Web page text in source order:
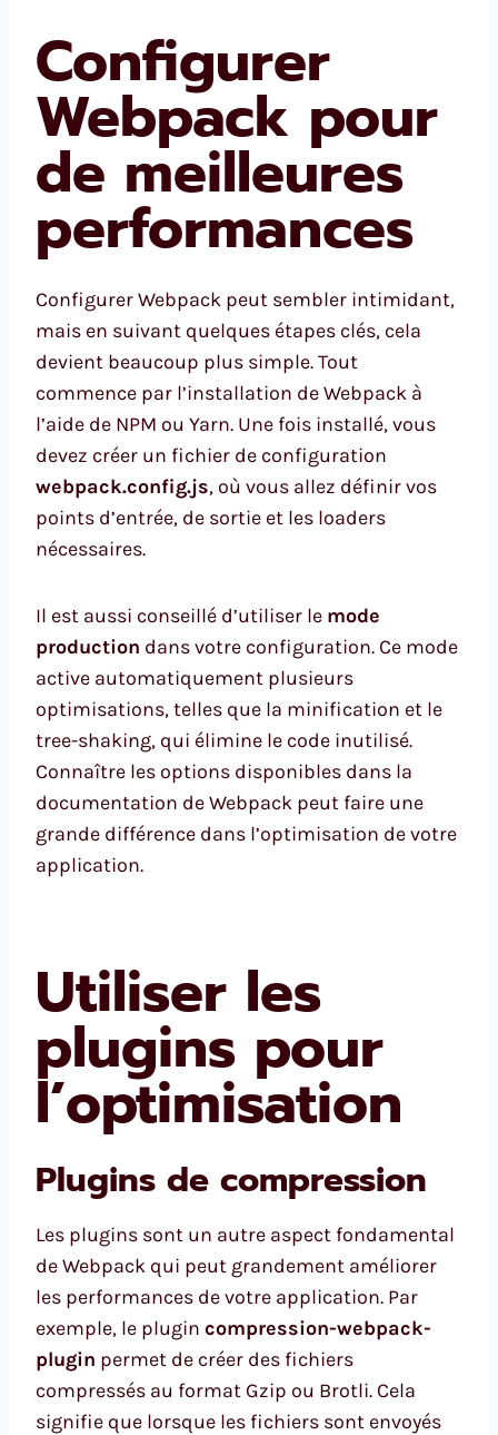
Configurer
Webpack pour
de meilleures
performances
Configurer Webpack peut sembler intimidant,
mais en suivant quelques étapes clés, cela
devient beaucoup plus simple. Tout
commence par l’installation de Webpack à
l’aide de NPM ou Yarn. Une fois installé, vous
devez créer un fichier de configuration
webpack.config.js, où vous allez définir vos
points d’entrée, de sortie et les loaders
nécessaires.
Il est aussi conseillé d’utiliser le mode
production dans votre configuration. Ce mode
active automatiquement plusieurs
optimisations, telles que la minification et le
tree-shaking, qui élimine le code inutilisé.
Connaître les options disponibles dans la
documentation de Webpack peut faire une
grande différence dans l’optimisation de votre
application.
Utiliser les
plugins pour
l’optimisation
Plugins de compression
Les plugins sont un autre aspect fondamental
de Webpack qui peut grandement améliorer
les performances de votre application. Par
exemple, le plugin compression-webpack-
plugin permet de créer des fichiers
compressés au format Gzip ou Brotli. Cela
signifie que lorsque les fichiers sont envoyés